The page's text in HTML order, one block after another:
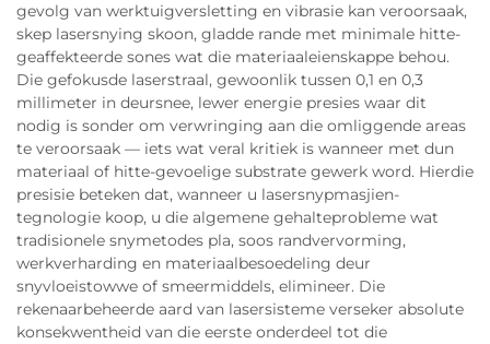
gevolg van werktuigversletting en vibrasie kan veroorsaak,
skep lasersnying skoon, gladde rande met minimale hitte-
geaffekteerde sones wat die materiaaleienskappe behou.
Die gefokusde laserstraal, gewoonlik tussen 0,1 en 0,3
millimeter in deursnee, lewer energie presies waar dit
nodig is sonder om verwringing aan die omliggende areas
te veroorsaak — iets wat veral kritiek is wanneer met dun
materiaal of hitte-gevoelige substrate gewerk word. Hierdie
presisie beteken dat, wanneer u lasersnypmasjien-
tegnologie koop, u die algemene gehalteprobleme wat
tradisionele snymetodes pla, soos randvervorming,
werkverharding en materiaalbesoedeling deur
snyvloeistowwe of smeermiddels, elimineer. Die
rekenaarbeheerde aard van lasersisteme verseker absolute
konsekwentheid van die eerste onderdeel tot die